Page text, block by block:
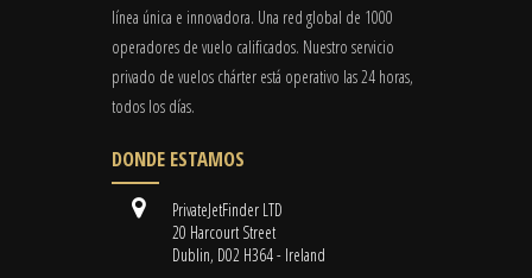
línea única e innovadora. Una red global de 1000
operadores de vuelo calificados. Nuestro servicio
privado de vuelos chárter está operativo las 24 horas,
todos los días.
DONDE ESTAMOS
PrivateJetFinder LTD
20 Harcourt Street
Dublin, D02 H364 - Ireland